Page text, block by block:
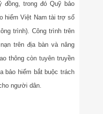
đồng, trong đó Quỹ bảo
hiểm Việt Nam tài trợ số
trình). Công trình trên
trên địa bàn và nâng
thông còn tuyên truyền
bảo hiểm bắt buộc trách
người dân.